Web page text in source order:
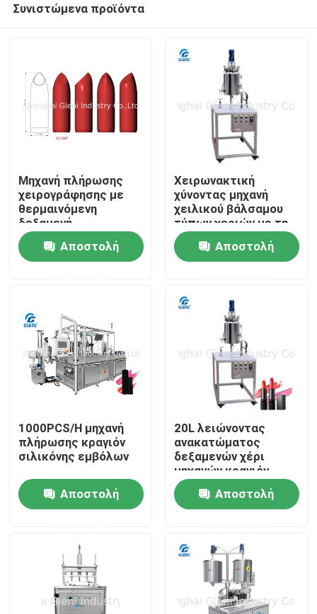
Σπίτι
Προϊόντα
Σχετικά με εμάς
Επισκέψεις στο εργοστάσιο
Έλεγχος ποιότητας
Υποθέσεις
Μπλογκ
Συνιστώμενα προϊόντα
Μηχανή πλήρωσης
χειρογράφησης με
θερμαινόμενη
δεξαμενή
αναμειγνύσεως 20L
για αποτελεσματική
παραγωγή μικρών
Αποστολή
Χειρωνακτική
χύνοντας μηχανή
χειλικού βάλσαμου
τύπων χεριών με τη
δεξαμενή
ανακατώματος
θέρμανσης 20L
Αποστολή
1000PCS/H μηχανή
πλήρωσης κραγιόν
σιλικόνης εμβόλων
Αποστολή
20L λειώνοντας
ανακατώματος
δεξαμενών χέρι
μηχανών κραγιόν
χύνοντας
χειρωνακτική φόρμα
μετάλλων τύπων
Αποστολή